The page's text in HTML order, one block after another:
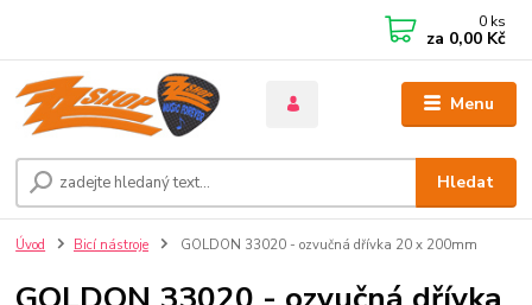
Menu
Hledat
0 ks
za 0,00 Kč
Úvod Bicí nástroje GOLDON 33020 - ozvučná dřívka 20 x 200mm